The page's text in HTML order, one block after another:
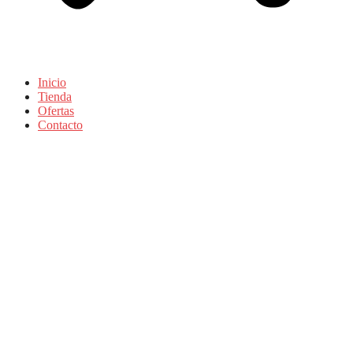
Inicio
Tienda
Ofertas
Contacto